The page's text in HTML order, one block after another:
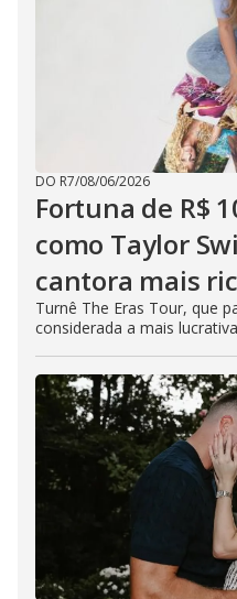
DO R7/08/06/2026
Fortuna de R$
como Taylor
cantora mais
Turnê The Eras Tour, que
considerada a mais